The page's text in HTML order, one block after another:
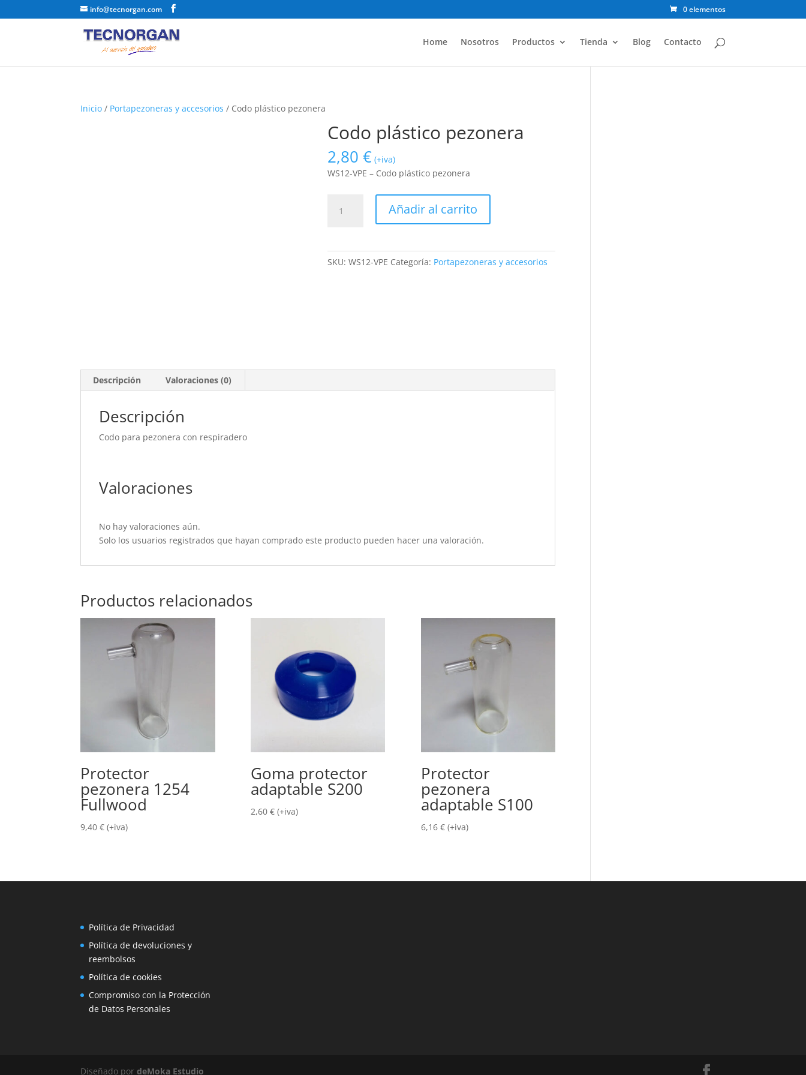
info@tecnorgan.com 0 elementos
Home Nosotros Productos Tienda Blog Contacto
Inicio / Portapezoneras y accesorios / Codo plástico pezonera
Codo plástico pezonera
2,80€ (+iva)
WS12-VPE – Codo plástico pezonera
plástico
Añadir al carrito
SKU:WS12-VPE Categoría: Portapezoneras y accesorios
Descripción Valoraciones (0)
Descripción
Codo para pezonera con respiradero
Valoraciones
No hay valoraciones aún.
Solo los usuarios registrados que hayan comprado este producto pueden hacer una valoración.
Productos relacionados
Protector
pezonera 1254
Fullwood
9,40€ (+iva)
Goma protector
adaptable S200
2,60 € (+iva)
Protector
pezonera
adaptable S100
6,16 € (+iva)
Política de Privacidad
Política de devoluciones y
reembolsos
Política de cookies
Compromiso con la Protección
de Datos Personales
Diseñado pordeMoka Estudio